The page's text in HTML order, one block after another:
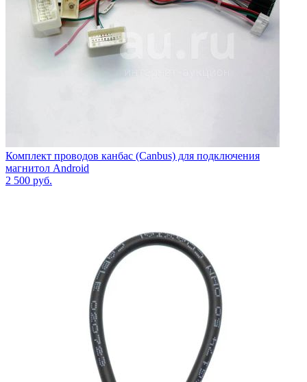
Комплект проводов канбас (Canbus) для подключения
магнитол Android
2 500 руб.